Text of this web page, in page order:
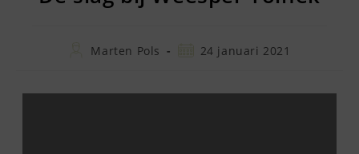
BerichtMarten Pols
Bericht24 januari 2021